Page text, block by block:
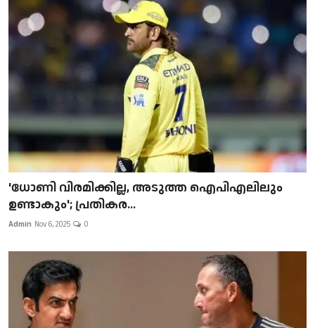
'ധോണി വിരമിക്കില്ല, അടുത്ത ഐപിഎലിലും
ഉണ്ടാകും'; പ്രതികര...
Admin Nov 6, 2025 0